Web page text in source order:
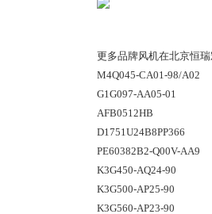
更多品牌风机在北京恒
M4Q045-CA01-98/A02
G1G097-AA05-01
AFB0512HB
D1751U24B8PP366
PE60382B2-Q00V-AA9
K3G450-AQ24-90
K3G500-AP25-90
K3G560-AP23-90